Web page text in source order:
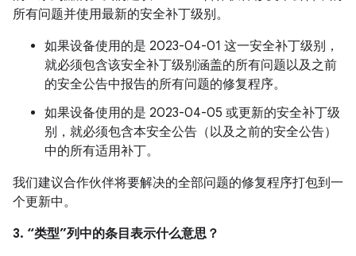
所有问题并使用最新的安全补丁级别。
如果设备使用的是 2023-04-01 这一安全补丁级别，
就必须包含该安全补丁级别涵盖的所有问题以及之前
的安全公告中报告的所有问题的修复程序。
如果设备使用的是 2023-04-05 或更新的安全补丁级
别，就必须包含本安全公告（以及之前的安全公告）
中的所有适用补丁。
我们建议合作伙伴将要解决的全部问题的修复程序打包到一
个更新中。
3. “类型”列中的条目表示什么意思？